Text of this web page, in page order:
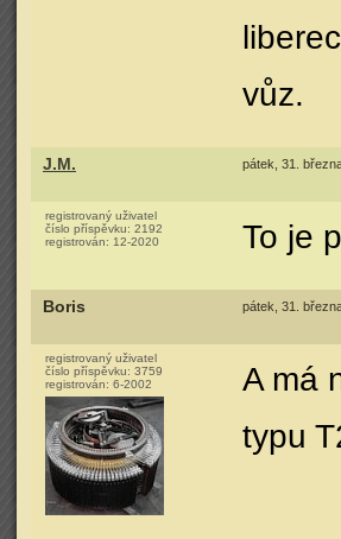
vůz.
J.M. pátek, 31.
registrovaný uživatel
číslo příspěvku: 2192
registrován: 12-2020 To je
Boris pátek, 31.
registrovaný uživatel
číslo příspěvku: 3759
registrován: 6-2002
A má
typu